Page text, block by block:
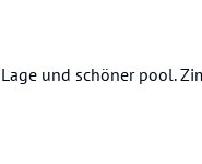
und schöner pool.